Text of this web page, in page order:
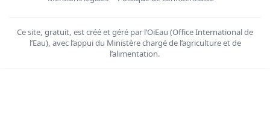
Ce site, gratuit, est créé et géré par l’OiEau (Office International de
l’Eau), avec l’appui du Ministère chargé de l’agriculture et de
l’alimentation.